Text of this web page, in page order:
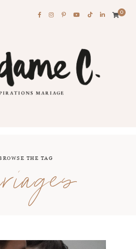
0
THE TAG